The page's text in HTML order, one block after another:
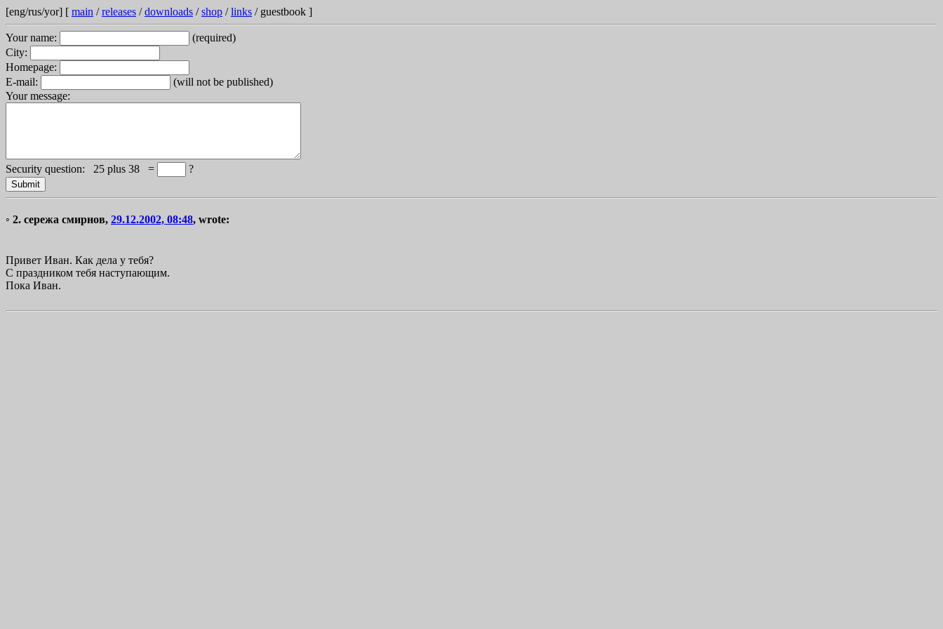
[eng/rus/yor] [ main /releases /downloads /shop /links / guestbook ]
Your name:
(required)
City:
Homepage:
E-mail:
(will not be published)
Your message:
Security question: 25 plus 38 = ?
◦ 2. сережа смирнов, 29.12.2002, 08:48, wrote:
Привет Иван. Как дела у тебя?
С праздником тебя наступающим.
Пока Иван.